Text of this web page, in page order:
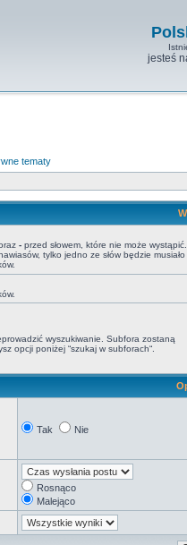
jesteś
tematy
- przed słowem, które nie może
tylko jedno ze słów będzie musiało
wyszukiwanie. Subfora zostaną
opcji poniżej “szukaj w subforach“.
Tak Nie
Rosnąco
Malejąco